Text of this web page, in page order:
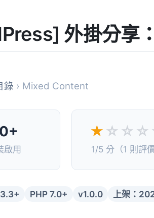
外掛分享
錄 › Mixed Content
啟用
★
1/5 分（1 則評價
PHP 7.0+ v1.0.0 上架：